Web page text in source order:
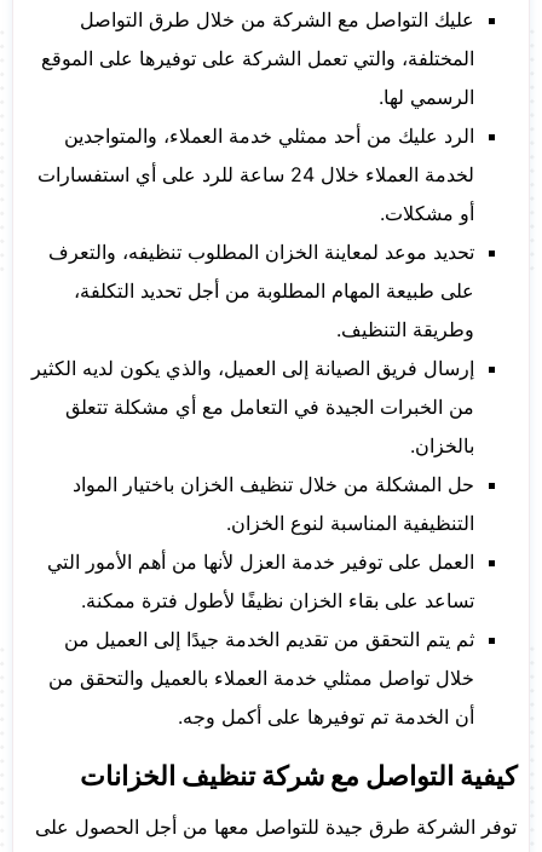
عليك التواصل مع الشركة من خلال طرق التواصل
المختلفة، والتي تعمل الشركة على توفيرها على الموقع
الرسمي لها.
الرد عليك من أحد ممثلي خدمة العملاء، والمتواجدين
لخدمة العملاء خلال 24 ساعة للرد على أي استفسارات
أو مشكلات.
تحديد موعد لمعاينة الخزان المطلوب تنظيفه، والتعرف
على طبيعة المهام المطلوبة من أجل تحديد التكلفة،
وطريقة التنظيف.
إرسال فريق الصيانة إلى العميل، والذي يكون لديه الكثير
من الخبرات الجيدة في التعامل مع أي مشكلة تتعلق
بالخزان.
حل المشكلة من خلال تنظيف الخزان باختيار المواد
التنظيفية المناسبة لنوع الخزان.
العمل على توفير خدمة العزل لأنها من أهم الأمور التي
تساعد على بقاء الخزان نظيفًا لأطول فترة ممكنة.
ثم يتم التحقق من تقديم الخدمة جيدًا إلى العميل من
خلال تواصل ممثلي خدمة العملاء بالعميل والتحقق من
أن الخدمة تم توفيرها على أكمل وجه.
كيفية التواصل مع شركة تنظيف الخزانات
توفر الشركة طرق جيدة للتواصل معها من أجل الحصول على